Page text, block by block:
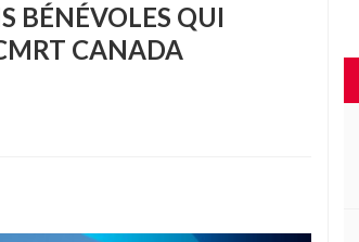
BÉNÉVOLES QUI
CANADA